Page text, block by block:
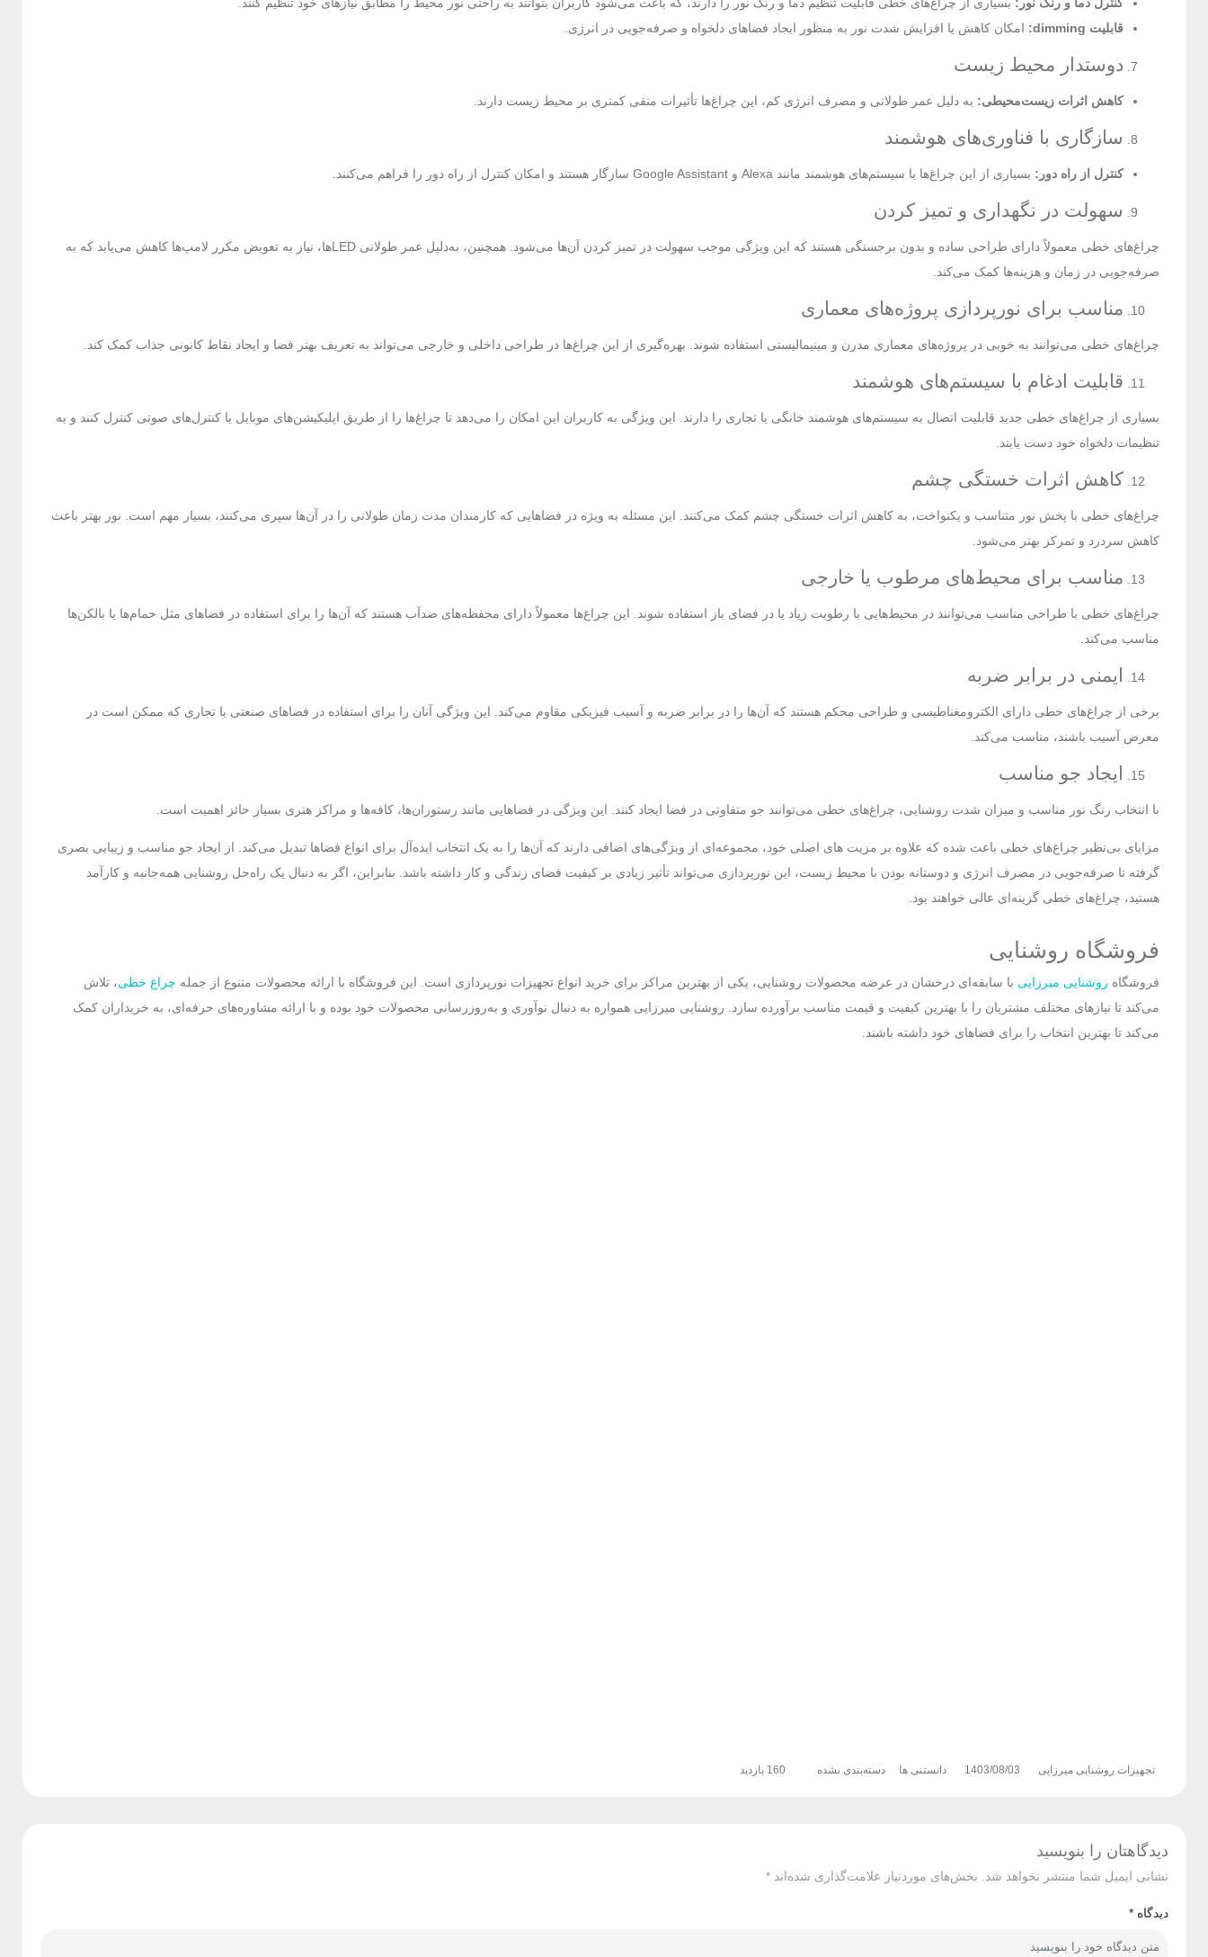
قابلیت dimming:
امکان کاهش یا افزایش شدت نور به منظور ایجاد فضاهای دلخواه و صرفه‌جویی در انرژی.
دوستدار محیط زیست
کاهش اثرات زیست‌محیطی: به دلیل عمر طولانی و مصرف انرژی کم، این چراغ‌ها تأثیرات منفی کمتری بر محیط زیست دارند.
سازگاری با فناوری‌های هوشمند
کنترل از راه دور: بسیاری از این چراغ‌ها با سیستم‌های هوشمند مانند Alexa و Google Assistant سازگار هستند و امکان کنترل از راه دور را فراهم می‌کنند.
سهولت در نگهداری و تمیز کردن
چراغ‌های خطی معمولاً دارای طراحی ساده و بدون برجستگی هستند که این ویژگی موجب سهولت در تمیز کردن آن‌ها می‌شود. همچنین، به‌دلیل عمر طولانی LEDها، نیاز به تعویض مکرر لامپ‌ها کاهش می‌یابد که به
صرفه‌جویی در زمان و هزینه‌ها کمک می‌کند.
مناسب برای نورپردازی پروژه‌های معماری
چراغ‌های خطی می‌توانند به خوبی در پروژه‌های معماری مدرن و مینیمالیستی استفاده شوند. بهره‌گیری از این چراغ‌ها در طراحی داخلی و خارجی می‌تواند به تعریف بهتر فضا و ایجاد نقاط کانونی جذاب کمک کند.
قابلیت ادغام با سیستم‌های هوشمند
بسیاری از چراغ‌های خطی جدید قابلیت اتصال به سیستم‌های هوشمند خانگی یا تجاری را دارند. این ویژگی به کاربران این امکان را می‌دهد تا چراغ‌ها را از طریق اپلیکیشن‌های موبایل یا کنترل‌های صوتی کنترل کنند و به
تنظیمات دلخواه خود دست یابند.
کاهش اثرات خستگی چشم
چراغ‌های خطی با پخش نور متناسب و یکنواخت، به کاهش اثرات خستگی چشم کمک می‌کنند. این مسئله به ویژه در فضاهایی که کارمندان مدت زمان طولانی را در آن‌ها سپری می‌کنند، بسیار مهم است. نور بهتر باعث
کاهش سردرد و تمرکز بهتر می‌شود.
مناسب برای محیط‌های مرطوب یا خارجی
چراغ‌های خطی با طراحی مناسب می‌توانند در محیط‌هایی با رطوبت زیاد یا در فضای باز استفاده شوند. این چراغ‌ها معمولاً دارای محفظه‌های ضدآب هستند که آن‌ها را برای استفاده در فضاهای مثل حمام‌ها یا بالکن‌ها
مناسب می‌کند.
ایمنی در برابر ضربه
برخی از چراغ‌های خطی دارای الکترومغناطیسی و طراحی محکم هستند که آن‌ها را در برابر ضربه و آسیب فیزیکی مقاوم می‌کند. این ویژگی آنان را برای استفاده در فضاهای صنعتی یا تجاری که ممکن است در
معرض آسیب باشند، مناسب می‌کند.
ایجاد جو مناسب
با انتخاب رنگ نور مناسب و میزان شدت روشنایی، چراغ‌های خطی می‌توانند جو متفاوتی در فضا ایجاد کنند. این ویژگی در فضاهایی مانند رستوران‌ها، کافه‌ها و مراکز هنری بسیار حائز اهمیت است.
مزایای بی‌نظیر چراغ‌های خطی باعث شده که علاوه بر مزیت های اصلی خود، مجموعه‌ای از ویژگی‌های اضافی دارند که آن‌ها را به یک انتخاب ایده‌آل برای انواع فضاها تبدیل می‌کند. از ایجاد جو مناسب و زیبایی بصری
گرفته تا صرفه‌جویی در مصرف انرژی و دوستانه بودن با محیط زیست، این نورپردازی می‌تواند تأثیر زیادی بر کیفیت فضای زندگی و کار داشته باشد. بنابراین، اگر به دنبال یک راه‌حل روشنایی همه‌جانبه و کارآمد
هستید، چراغ‌های خطی گزینه‌ای عالی خواهند بود.
فروشگاه روشنایی
فروشگاه روشنایی میرزایی با سابقه‌ای درخشان در عرضه محصولات روشنایی، یکی از بهترین مراکز برای خرید انواع تجهیزات نورپردازی است. این فروشگاه با ارائه محصولات متنوع از جمله چراغ خطی، تلاش
می‌کند تا نیازهای مختلف مشتریان را با بهترین کیفیت و قیمت مناسب برآورده سازد. روشنایی میرزایی همواره به دنبال نوآوری و به‌روزرسانی محصولات خود بوده و با ارائه مشاوره‌های حرفه‌ای، به خریداران کمک
می‌کند تا بهترین انتخاب را برای فضاهای خود داشته باشند.
تجهیزات روشنایی میرزایی 1403/08/03 دانستنی ها دسته‌بندی نشده 160 بازدید
دیدگاهتان را بنویسید
نشانی ایمیل شما منتشر نخواهد شد. بخش‌های موردنیاز علامت‌گذاری شده‌اند*
دیدگاه*